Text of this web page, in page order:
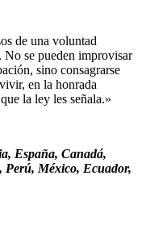
de una voluntad
No se pueden improvisar
sino consagrarse
en la honrada
la ley les señala.»
España, Canadá,
México, Ecuador,